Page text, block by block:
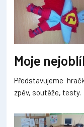
Moje
Představujeme
zpěv, soutěže, testy.